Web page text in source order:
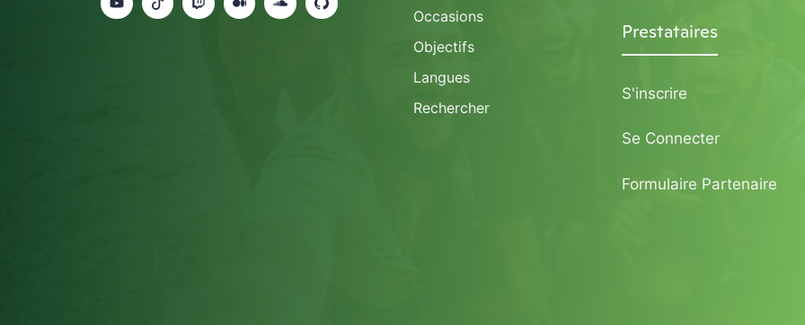
Occasions
Objectifs
Langues
Rechercher
Prestataires
S'inscrire
Se Connecter
Formulaire Partenaire